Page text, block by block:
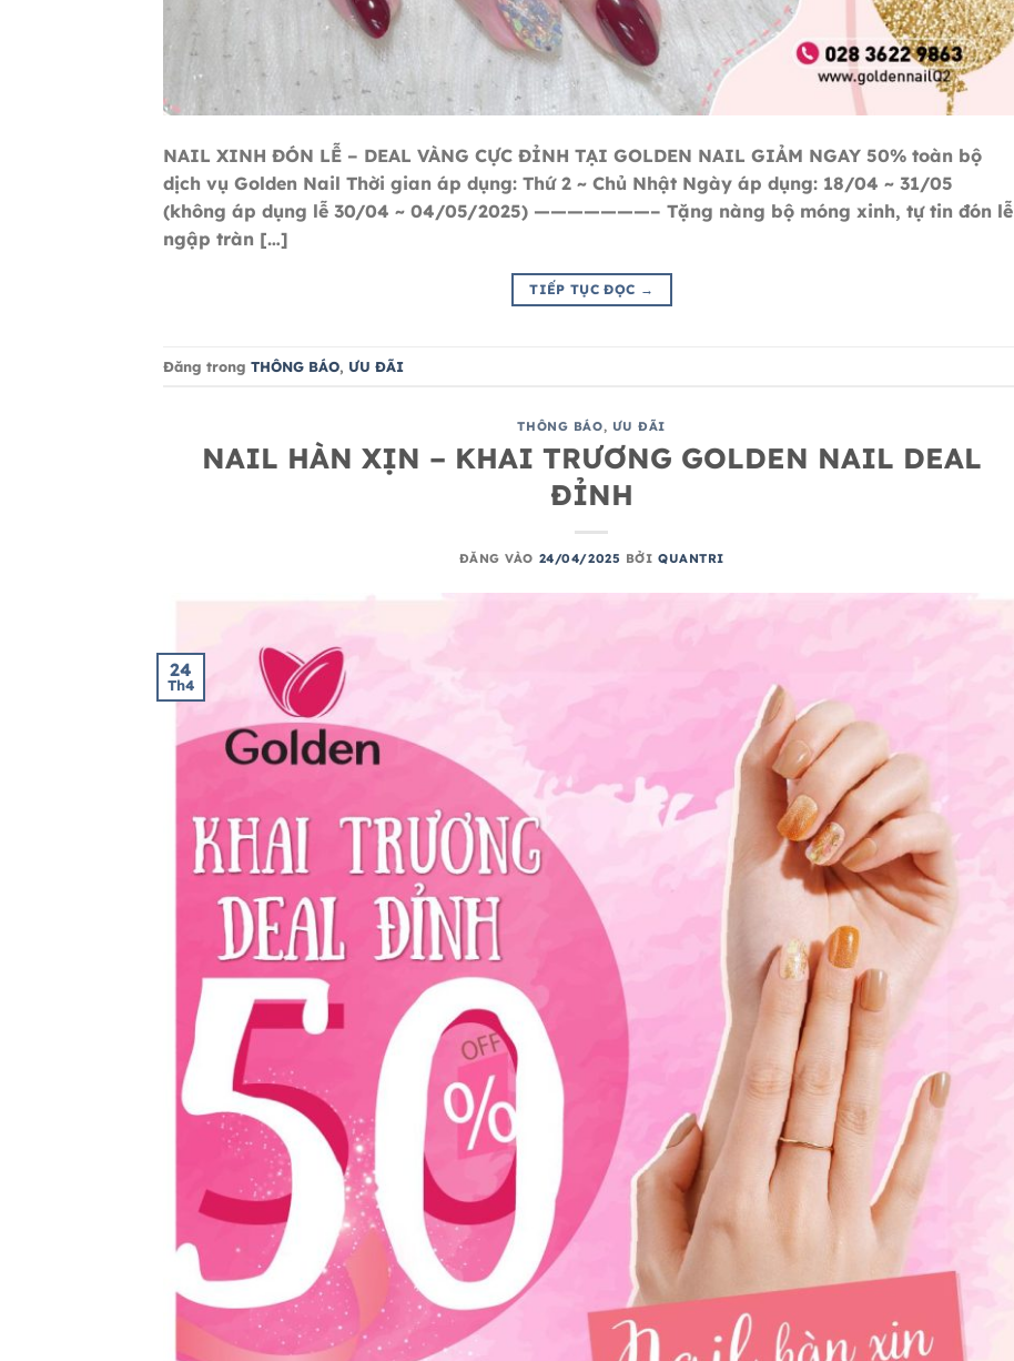
NAIL XINH ĐÓN LỄ – DEAL VÀNG CỰC ĐỈNH TẠI GOLDEN NAIL GIẢM NGAY 50% toàn bộ
dịch vụ Golden Nail Thời gian áp dụng: Thứ 2 ~ Chủ Nhật Ngày áp dụng: 18/04 ~ 31/05
(không áp dụng lễ 30/04 ~ 04/05/2025) ———————– Tặng nàng bộ móng xinh, tự tin đón lễ
ngập tràn […]
TIẾP TỤC ĐỌC →
Đăng trong THÔNG BÁO, ƯU ĐÃI
THÔNG BÁO, ƯU ĐÃI
NAIL HÀN XỊN – KHAI TRƯƠNG GOLDEN NAIL DEAL
ĐỈNH
ĐĂNG VÀO 24/04/2025 BỞIQUANTRI
24
Th4